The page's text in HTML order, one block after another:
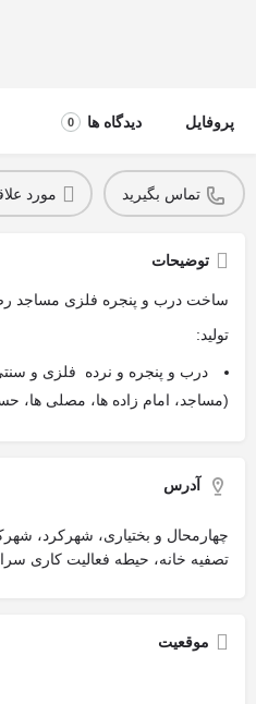
پروفایل دیدگاه ها 0
تماس بگیرید مورد
توضیحات
ساخت درب و پنجره فلزی مساجد
تولید:
درب و پنجره و نرده فلزی و
(مساجد، امام زاده ها، مصلی ها،
آدرس
چهارمحال‌ و‌ بختیاری، شهرکرد،
تصفیه خانه، حیطه فعالیت کاری
موقعیت